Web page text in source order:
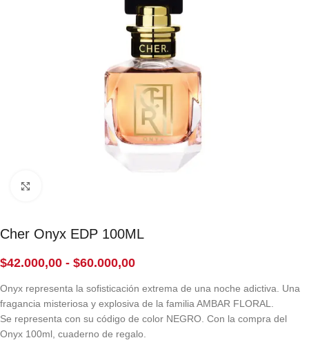
Cher Onyx EDP 100ML
$42.000,00 - $60.000,00
Onyx representa la sofisticación extrema de una noche adictiva. Una
fragancia misteriosa y explosiva de la familia AMBAR FLORAL.
Se representa con su código de color NEGRO. Con la compra del
Onyx 100ml, cuaderno de regalo.